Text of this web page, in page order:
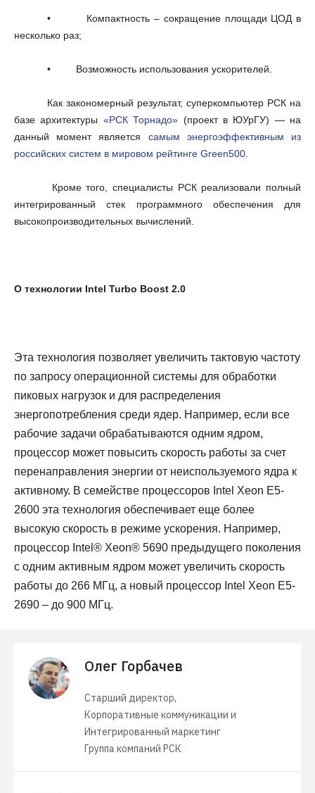
• Компактность – сокращение площади ЦОД в
несколько раз;
• Возможность использования ускорителей.
Как закономерный результат, суперкомпьютер РСК на
базе архитектуры «РСК Торнадо» (проект в ЮУрГУ) — на
данный момент является самым энергоэффективным из
российских систем в мировом рейтинге Green500
Кроме того, специалисты РСК реализовали полный
интегрированный стек программного обеспечения для
высокопроизводительных вычислений.
О технологии Intel Turbo Boost 2.0
Эта технология позволяет увеличить тактовую частоту
по запросу операционной системы для обработки
пиковых нагрузок и для распределения
энергопотребления среди ядер. Например, если все
рабочие задачи обрабатываются одним ядром,
процессор может повысить скорость работы за счет
перенаправления энергии от неиспользуемого ядра к
активному. В семействе процессоров Intel Xeon E5-
2600 эта технология обеспечивает еще более
высокую скорость в режиме ускорения. Например,
процессор Intel® Xeon® 5690 предыдущего поколения
с одним активным ядром может увеличить скорость
работы до 266 МГц, а новый процессор Intel Xeon E5-
2690 – до 900 МГц.
Олег Горбачев
Старший директор,
Корпоративные коммуникации и
Интегрированный маркетинг
Группа компаний РСК